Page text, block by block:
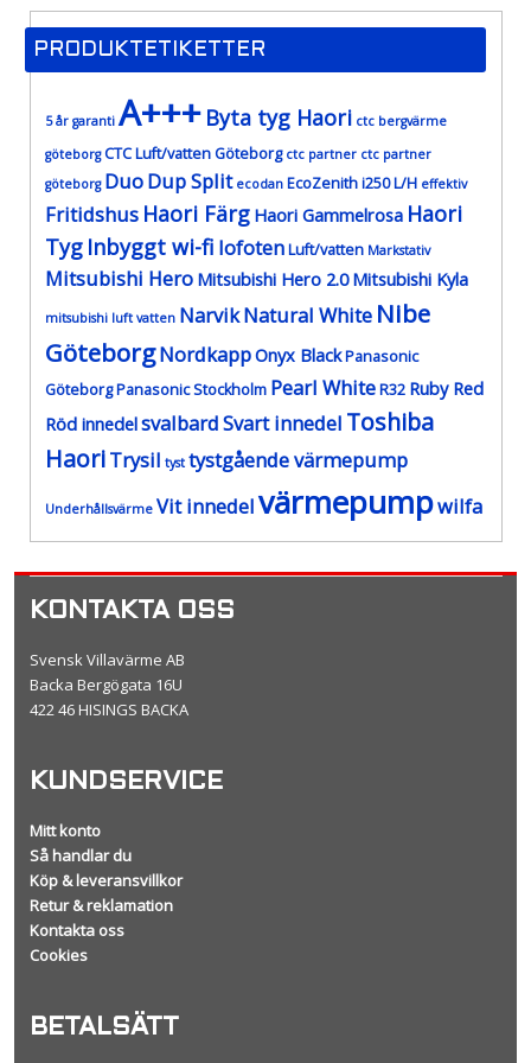
PRODUKTETIKETTER
5 år garanti A+++ Byta tyg Haori ctc bergvärme
göteborg CTC Luft/vatten Göteborg ctc partner ctc partner
göteborg DuoDup Split ecodan EcoZenith i250 L/H effektiv
Fritidshus Haori Färg Haori Gammelrosa Haori
Tyg Inbyggt wi-fi lofotenLuft/vatten Markstativ
Mitsubishi Hero Mitsubishi Hero 2.0 Mitsubishi Kyla
mitsubishi luft vatten NarvikNatural White Nibe
GöteborgNordkappOnyx BlackPanasonic
GöteborgPanasonic Stockholm Pearl WhiteR32 Ruby Red
Röd innedelsvalbardSvart innedel Toshiba
HaoriTrysil tyst tystgående värmepump
Underhållsvärme Vit innedelvärmepumpwilfa
KONTAKTA OSS
Svensk Villavärme AB
Backa Bergögata 16U
422 46 HISINGS BACKA
KUNDSERVICE
Mitt konto
Så handlar du
Köp & leveransvillkor
Retur & reklamation
Kontakta oss
Cookies
BETALSÄTT